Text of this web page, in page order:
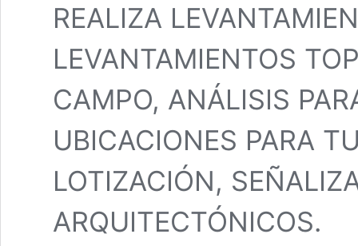
REALIZA
LEVANTAMIENTOS
CAMPO, ANÁLISIS
UBICACIONES PARA
LOTIZACIÓN,
ARQUITECTÓNICOS.